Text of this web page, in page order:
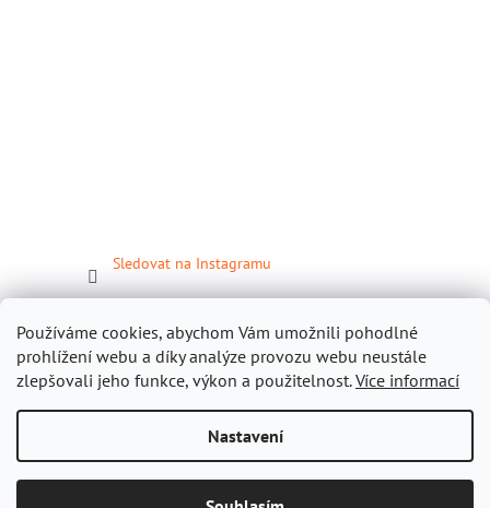
Používáme cookies, abychom Vám umožnili pohodlné
prohlížení webu a díky analýze provozu webu neustále
zlepšovali jeho funkce, výkon a použitelnost.Více informací
Nastavení
Sledovat na Instagramu
Facebook
Vytvořil Shoptet